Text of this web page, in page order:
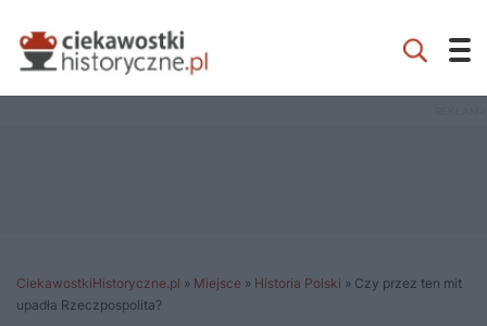
CiekawostkiHistoryczne.pl » Miejsce » Historia Polski » Czy przez ten mit
upadła Rzeczpospolita?